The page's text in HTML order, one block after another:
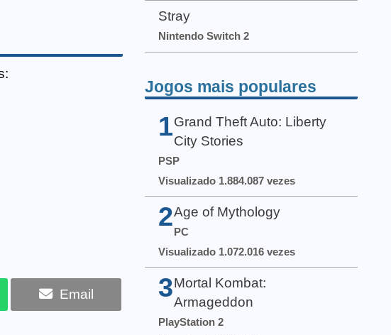
Email
Stray
Nintendo Switch 2
Jogos mais populares
1 Grand Theft Auto: Liberty
City Stories
PSP
Visualizado 1.884.087 vezes
2Age of Mythology
PC
Visualizado 1.072.016 vezes
3 Mortal Kombat:
Armageddon
PlayStation 2